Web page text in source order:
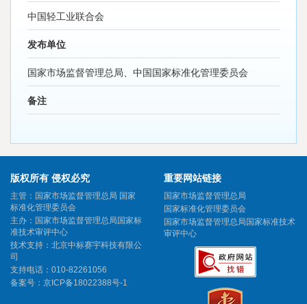
中国轻工业联合会
发布单位
国家市场监督管理总局、中国国家标准化管理委员会
备注
版权所有 侵权必究
主管：国家市场监督管理总局 国家
标准化管理委员会
主办：国家市场监督管理总局国家标
准技术审评中心
技术支持：北京中标赛宇科技有限公
司
支持电话：010-82261056
备案号： 京ICP备18022388号-1
重要网站链接
国家市场监督管理总局
国家标准化管理委员会
国家市场监督管理总局国家标准技术
审评中心